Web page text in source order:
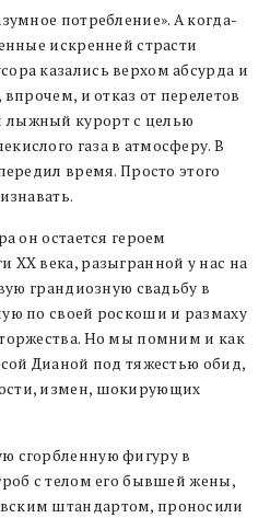
потребление». А когда-
искренней страсти
казались верхом абсурда и
и отказ от перелетов
курорт с целью
газа в атмосферу. В
время. Просто этого
он остается героем
ХХ века, разыгранной у нас на
грандиозную свадьбу в
по своей роскоши и размаху
Но мы помним и как
Дианой под тяжестью обид,
измен, шокирующих
сгорбленную фигуру в
с телом его бывшей жены,
штандартом, проносили